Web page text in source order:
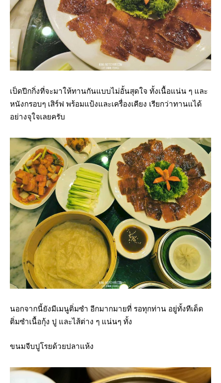
เป็ดปีกกิ่งที่จะมาให้ทานกันแบบไม่อั้นสุดใจ ทั้งเนื้อแน่น ๆ และ
หนังกรอบๆ เสิร์ฟ พร้อมแป้งและเครื่องเคียง เรียกว่าทานแได้
อย่างจุใจเลยครับ
นอกจากนี้ยังมีเมนูติ่มซำ อีกมากมายที่ รอทุกท่าน อยู่ทั้งทีเด็ด
ติ่มซำเนื้อกุ้ง ปู และไส้ต่าง ๆ แน่นๆ ทั้ง
ขนมจีบปูโรยด้วยปลาแห้ง